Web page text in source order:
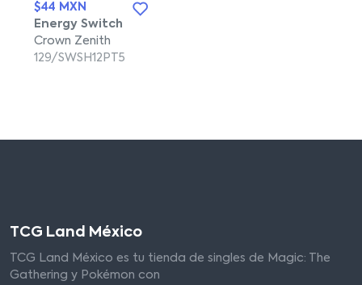
$44 MXN
Energy Switch
Crown Zenith
129/SWSH12PT5
TCG Land México
TCG Land México es tu tienda de singles de Magic: The
Gathering y Pokémon con